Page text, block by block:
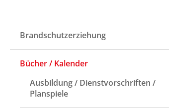
Brandschutzerziehung
Bücher / Kalender
Ausbildung / Dienstvorschriften /
Planspiele